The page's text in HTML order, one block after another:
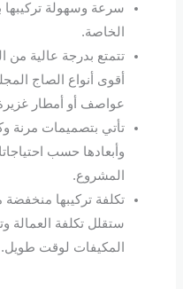
سرعة وسهولة
الخاصة.
تتمتع بدرجة عالية من
أقوى أنواع الصاج
عواصف أو أمطار
تأتي بتصميمات مرنة
وأبعادها حسب
المشروع.
تكلفة تركيبها منخفضة
ستقلل تكلفة العمالة
المكيفات لوقت طويل.